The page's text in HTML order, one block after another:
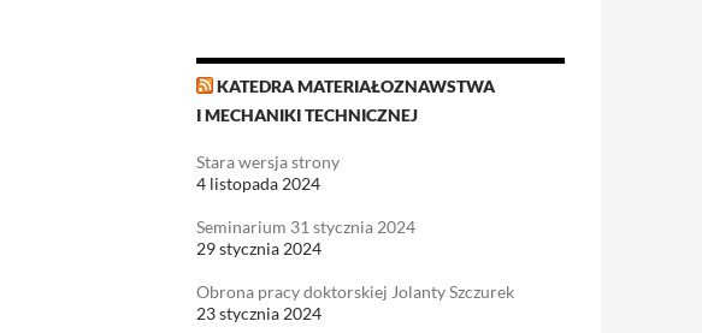
KATEDRA MATERIAŁOZNAWSTWA
I MECHANIKI TECHNICZNEJ
Stara wersja strony
4 listopada 2024
Seminarium 31 stycznia 2024
29 stycznia 2024
Obrona pracy doktorskiej Jolanty Szczurek
23 stycznia 2024